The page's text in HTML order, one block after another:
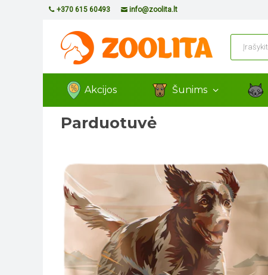
+370 615 60493 info@zoolita.lt
Akcijos Šunims
Parduotuvė